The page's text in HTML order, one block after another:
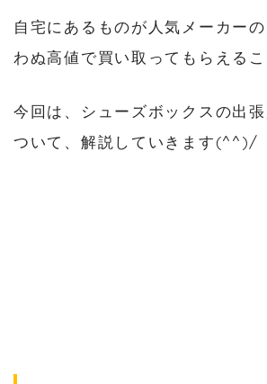
自宅にあるものが人気メーカー
わぬ高値で買い取ってもらえるこ
今回は、シューズボックスの出
ついて、解説していきます(^^)/